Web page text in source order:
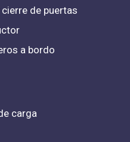
de puertas
a bordo
carga